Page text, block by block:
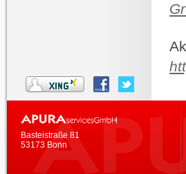
Basteistraße 81
53173 Bonn